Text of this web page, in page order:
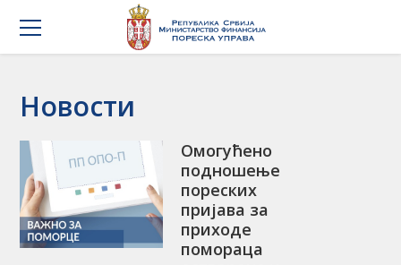
Новости
Омогућено
подношење
пореских
пријава за
приходе
помораца